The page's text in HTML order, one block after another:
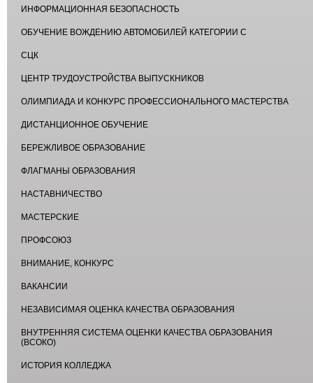
ИНФОРМАЦИОННАЯ БЕЗОПАСНОСТЬ
ОБУЧЕНИЕ ВОЖДЕНИЮ АВТОМОБИЛЕЙ КАТЕГОРИИ С
СЦК
ЦЕНТР ТРУДОУСТРОЙСТВА ВЫПУСКНИКОВ
ОЛИМПИАДА И КОНКУРС ПРОФЕССИОНАЛЬНОГО МАСТЕРСТВА
ДИСТАНЦИОННОЕ ОБУЧЕНИЕ
БЕРЕЖЛИВОЕ ОБРАЗОВАНИЕ
ФЛАГМАНЫ ОБРАЗОВАНИЯ
НАСТАВНИЧЕСТВО
МАСТЕРСКИЕ
ПРОФСОЮЗ
ВНИМАНИЕ, КОНКУРС
ВАКАНСИИ
НЕЗАВИСИМАЯ ОЦЕНКА КАЧЕСТВА ОБРАЗОВАНИЯ
ВНУТРЕННЯЯ СИСТЕМА ОЦЕНКИ КАЧЕСТВА ОБРАЗОВАНИЯ
(ВСОКО)
ИСТОРИЯ КОЛЛЕДЖА